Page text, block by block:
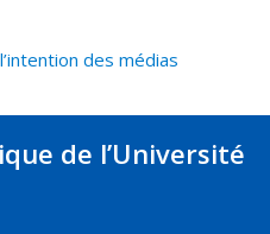
des médias
de l’Université